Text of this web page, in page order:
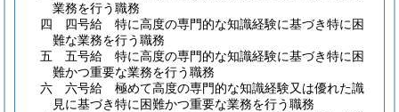
業務を行う職務
四
四号給 特に高度の専門的な知識経験に基づき特に困
難な業務を行う職務
五
五号給 特に高度の専門的な知識経験に基づき特に困
難かつ重要な業務を行う職務
六
六号給 極めて高度の専門的な知識経験又は優れた識
見に基づき特に困難かつ重要な業務を行う職務